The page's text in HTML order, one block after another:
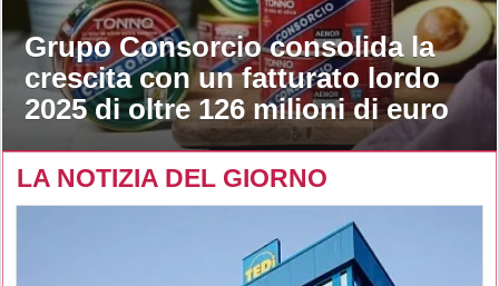
Grupo Consorcio consolida la
crescita con un fatturato lordo
2025 di oltre 126 milioni di euro
LA NOTIZIA DEL GIORNO